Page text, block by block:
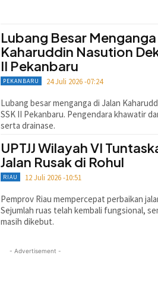
Lubang Besar Menganga
Kaharuddin Nasution
II Pekanbaru
PEKANBARU 24 Juli 2026 -07:24
Lubang besar menganga di Jalan
SSK II Pekanbaru. Pengendara khawatir
serta drainase.
UPTJJ Wilayah VI
Jalan Rusak di Rohul
RIAU 12 Juli 2026 -10:51
Pemprov Riau mempercepat perbaikan
Sejumlah ruas telah kembali fungsional,
masih dikebut.
- Advertisement -